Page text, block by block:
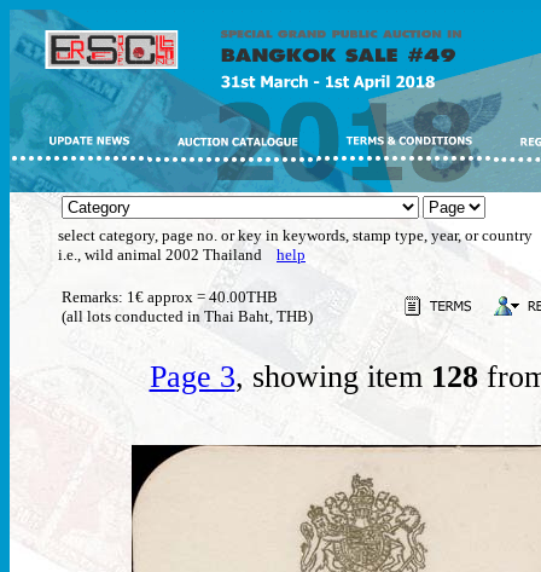
select category, page no. or key in keywords, stamp type, year, or country
i.e., wild animal 2002 Thailand help
Remarks: 1€ approx = 40.00THB
(all lots conducted in Thai Baht, THB)
Page 3, showing item 128